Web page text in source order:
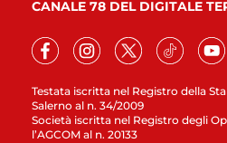
Testata iscritta nel Registro della
Salerno al n. 34/2009
Società iscritta nel Registro degli
l’AGCOM al n. 20133
CANALE 78 DEL DIGITALE